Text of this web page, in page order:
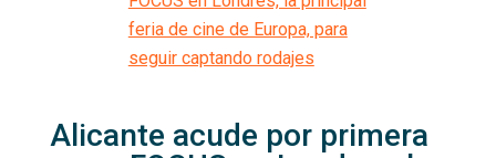
feria de cine de Europa, para
seguir captando rodajes
Alicante acude por primera